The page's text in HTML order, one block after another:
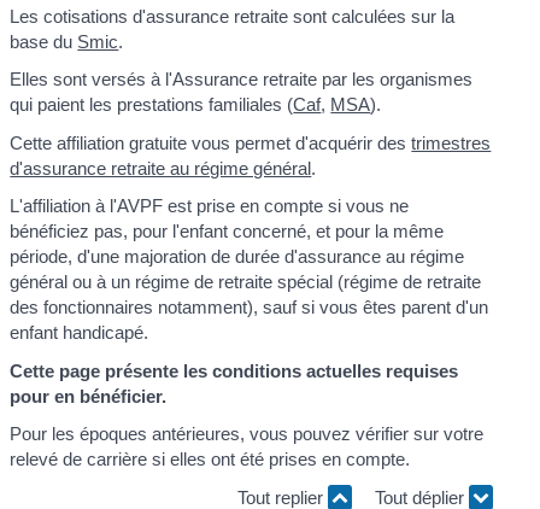
Les cotisations d'assurance retraite sont calculées sur la
base du Smic.
Elles sont versés à l'Assurance retraite par les organismes
qui paient les prestations familiales (Caf, MSA).
Cette affiliation gratuite vous permet d'acquérir destrimestres
d'assurance retraite au régime général.
L'affiliation à l'AVPF est prise en compte si vous ne
bénéficiez pas, pour l'enfant concerné, et pour la même
période, d'une majoration de durée d'assurance au régime
général ou à un régime de retraite spécial (régime de retraite
des fonctionnaires notamment), sauf si vous êtes parent d'un
enfant handicapé.
Cette page présente les conditions actuelles requises
pour en bénéficier.
Pour les époques antérieures, vous pouvez vérifier sur votre
relevé de carrière si elles ont été prises en compte.
Tout replier
Tout déplier